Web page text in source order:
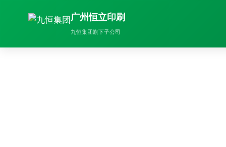
广州恒立印刷
九恒集团旗下子公司